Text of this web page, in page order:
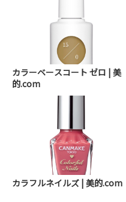
カラーベースコート ゼロ | 美
的.com
カラフルネイルズ | 美的.com